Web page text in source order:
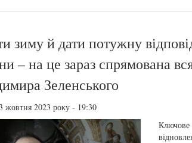
зиму й дати потужну
– на це зараз спрямована
Зеленського
жовтня 2023 року - 19:30
Ключове